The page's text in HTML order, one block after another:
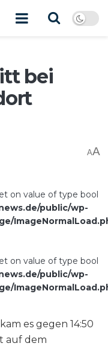
bei
AA
on value of type bool
public/wp-
on value of type bool
public/wp-
es gegen 14:50
auf dem